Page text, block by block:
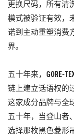
更换尺码，所有清
模式被验证有效，
诺到主动重塑消费
界。
五十年来，GORE-
链上建立话语权的
这家成分品牌与全
五十年，当登山者
选择那枚黑色菱形